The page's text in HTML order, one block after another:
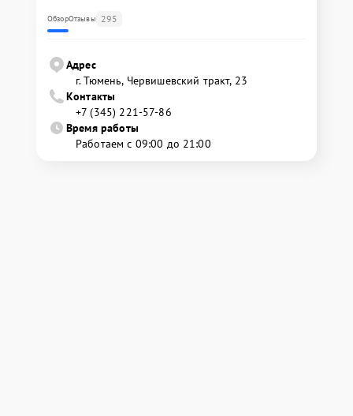
ОбзорОтзывы 295
Адрес
г. Тюмень, ​Червишевский тракт, 23
Контакты
+7 (345) 221-57-86
Время работы
Работаем с 09:00 до 21:00